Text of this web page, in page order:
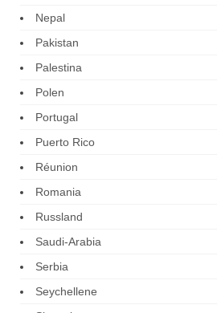
Nepal
Pakistan
Palestina
Polen
Portugal
Puerto Rico
Réunion
Romania
Russland
Saudi-Arabia
Serbia
Seychellene